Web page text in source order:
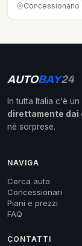
Concessionario
AUTOBAY24
In tutta Italia c'è
direttamente dai
né sorprese.
NAVIGA
Cerca auto
Concessionari
Piani e prezzi
FAQ
CONTATTI